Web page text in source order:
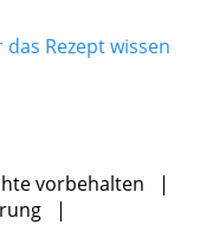
Rezept wissen
vorbehalten |
|